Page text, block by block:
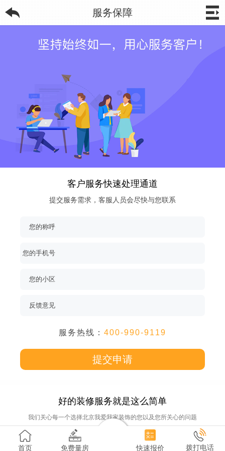
服务保障
客户服务快速处理通道
提交服务需求，客服人员会尽快与您联系
您的称呼
您的手机号
您的小区
反馈意见
服务热线： 400-990-9119
提交申请
好的装修服务就是这么简单
我们关心每一个选择北京我爱我家装饰的您以及您所关心的问题
我们生来讲究，从不将就
首页 免费量房 快速报价 拨打电话